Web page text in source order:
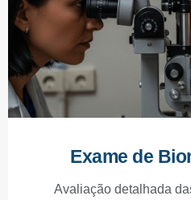
Exame de
Avaliação detalhada